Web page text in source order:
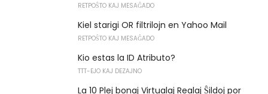
RETPOŜTO KAJ MESAĜADO
Kiel starigi OR filtrilojn en Yahoo Mail
RETPOŜTO KAJ MESAĜADO
Kio estas la ID Atributo?
TTT-EJO KAJ DEZAJNO
La 10 Plej bonaj Virtualaj Realaj Ŝildoj por